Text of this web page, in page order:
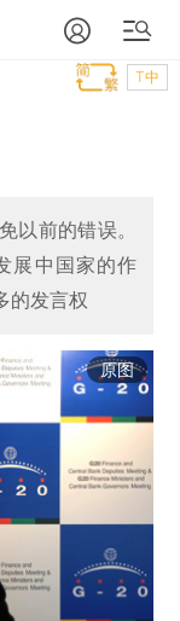
T中
以前的错误。
展中国家的作
的发言权
原图